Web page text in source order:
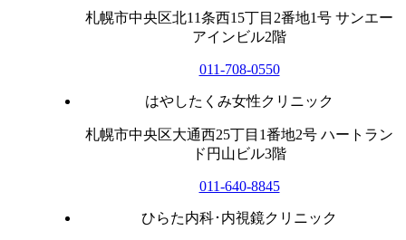
札幌市中央区北11条西15丁目2番地1号 サンエー
アインビル2階
011-708-0550
はやしたくみ女性クリニック
札幌市中央区大通西25丁目1番地2号 ハートラン
ド円山ビル3階
011-640-8845
ひらた内科･内視鏡クリニック